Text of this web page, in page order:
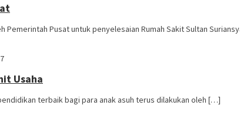
Pusat untuk penyelesaian Rumah Sakit Sultan
Usaha
terbaik bagi para anak asuh terus dilakukan oleh […]